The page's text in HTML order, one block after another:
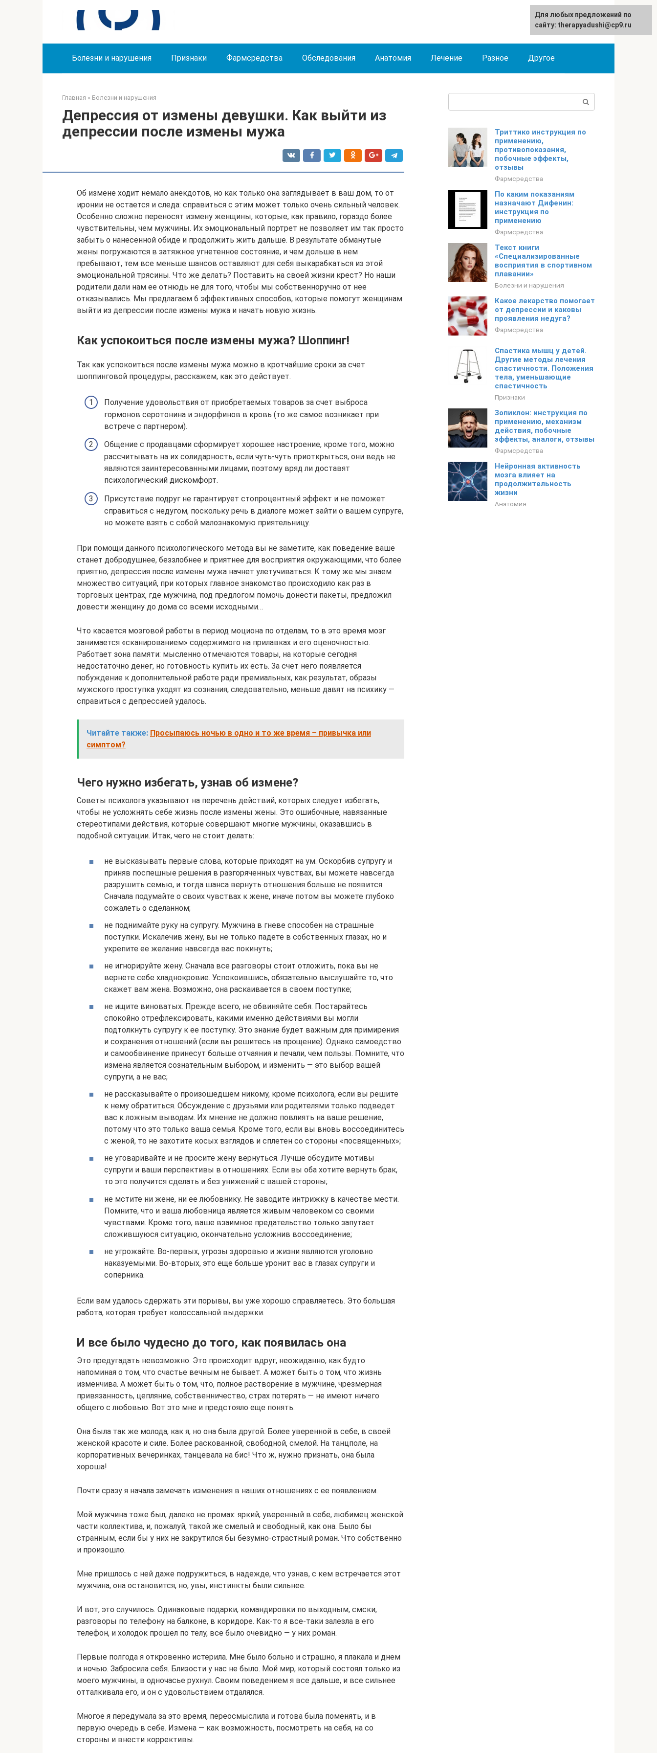
Болезни и нарушения Признаки Фармсредства Обследования Анатомия Лечение Разное Другое
Главная » Болезни и нарушения
Депрессия от измены девушки. Как выйти из
депрессии после измены мужа
Об измене ходит немало анекдотов, но как только она заглядывает в ваш дом, то от
иронии не остается и следа: справиться с этим может только очень сильный человек.
Особенно сложно переносят измену женщины, которые, как правило, гораздо более
чувствительны, чем мужчины. Их эмоциональный портрет не позволяет им так просто
забыть о нанесенной обиде и продолжить жить дальше. В результате обманутые
жены погружаются в затяжное угнетенное состояние, и чем дольше в нем
пребывают, тем все меньше шансов оставляют для себя выкарабкаться из этой
эмоциональной трясины. Что же делать? Поставить на своей жизни крест? Но наши
родители дали нам ее отнюдь не для того, чтобы мы собственноручно от нее
отказывались. Мы предлагаем 6 эффективных способов, которые помогут женщинам
выйти из депрессии после измены мужа и начать новую жизнь.
Как успокоиться после измены мужа? Шоппинг!
Так как успокоиться после измены мужа можно в кротчайшие сроки за счет
шоппинговой процедуры, расскажем, как это действует.
Получение удовольствия от приобретаемых товаров за счет выброса
гормонов серотонина и эндорфинов в кровь (то же самое возникает при
встрече с партнером).
Общение с продавцами сформирует хорошее настроение, кроме того, можно
рассчитывать на их солидарность, если чуть-чуть приоткрыться, они ведь не
являются заинтересованными лицами, поэтому вряд ли доставят
психологический дискомфорт.
Присутствие подруг не гарантирует стопроцентный эффект и не поможет
справиться с недугом, поскольку речь в диалоге может зайти о вашем супруге,
но можете взять с собой малознакомую приятельницу.
При помощи данного психологического метода вы не заметите, как поведение ваше
станет добродушнее, беззлобнее и приятнее для восприятия окружающими, что более
приятно, депрессия после измены мужа начнет улетучиваться. К тому же мы знаем
множество ситуаций, при которых главное знакомство происходило как раз в
торговых центрах, где мужчина, под предлогом помочь донести пакеты, предложил
довести женщину до дома со всеми исходными…
Что касается мозговой работы в период моциона по отделам, то в это время мозг
занимается «сканированием» содержимого на прилавках и его оценочностью.
Работает зона памяти: мысленно отмечаются товары, на которые сегодня
недостаточно денег, но готовность купить их есть. За счет него появляется
побуждение к дополнительной работе ради премиальных, как результат, образы
мужского проступка уходят из сознания, следовательно, меньше давят на психику —
справиться с депрессией удалось.
Читайте также: Просыпаюсь ночью в одно и то же время – привычка или
симптом?
Чего нужно избегать, узнав об измене?
Советы психолога указывают на перечень действий, которых следует избегать,
чтобы не усложнять себе жизнь после измены жены. Это ошибочные, навязанные
стереотипами действия, которые совершают многие мужчины, оказавшись в
подобной ситуации. Итак, чего не стоит делать:
не высказывать первые слова, которые приходят на ум. Оскорбив супругу и
приняв поспешные решения в разгоряченных чувствах, вы можете навсегда
разрушить семью, и тогда шанса вернуть отношения больше не появится.
Сначала подумайте о своих чувствах к жене, иначе потом вы можете глубоко
сожалеть о сделанном;
не поднимайте руку на супругу. Мужчина в гневе способен на страшные
поступки. Искалечив жену, вы не только падете в собственных глазах, но и
укрепите ее желание навсегда вас покинуть;
не игнорируйте жену. Сначала все разговоры стоит отложить, пока вы не
вернете себе хладнокровие. Успокоившись, обязательно выслушайте то, что
скажет вам жена. Возможно, она раскаивается в своем поступке;
не ищите виноватых. Прежде всего, не обвиняйте себя. Постарайтесь
спокойно отрефлексировать, какими именно действиями вы могли
подтолкнуть супругу к ее поступку. Это знание будет важным для примирения
и сохранения отношений (если вы решитесь на прощение). Однако самоедство
и самообвинение принесут больше отчаяния и печали, чем пользы. Помните, что
измена является сознательным выбором, и изменить — это выбор вашей
супруги, а не вас;
не рассказывайте о произошедшем никому, кроме психолога, если вы решите
к нему обратиться. Обсуждение с друзьями или родителями только подведет
вас к ложным выводам. Их мнение не должно повлиять на ваше решение,
потому что это только ваша семья. Кроме того, если вы вновь воссоединитесь
с женой, то не захотите косых взглядов и сплетен со стороны «посвященных»;
не уговаривайте и не просите жену вернуться. Лучше обсудите мотивы
супруги и ваши перспективы в отношениях. Если вы оба хотите вернуть брак,
то это получится сделать и без унижений с вашей стороны;
не мстите ни жене, ни ее любовнику. Не заводите интрижку в качестве мести.
Помните, что и ваша любовница является живым человеком со своими
чувствами. Кроме того, ваше взаимное предательство только запутает
сложившуюся ситуацию, окончательно усложнив воссоединение;
не угрожайте. Во-первых, угрозы здоровью и жизни являются уголовно
наказуемыми. Во-вторых, это еще больше уронит вас в глазах супруги и
соперника.
Если вам удалось сдержать эти порывы, вы уже хорошо справляетесь. Это большая
работа, которая требует колоссальной выдержки.
И все было чудесно до того, как появилась она
Это предугадать невозможно. Это происходит вдруг, неожиданно, как будто
напоминая о том, что счастье вечным не бывает. А может быть о том, что жизнь
изменчива. А может быть о том, что, полное растворение в мужчине, чрезмерная
привязанность, цепляние, собственничество, страх потерять — не имеют ничего
общего с любовью. Вот это мне и предстояло еще понять.
Она была так же молода, как я, но она была другой. Более уверенной в себе, в своей
женской красоте и силе. Более раскованной, свободной, смелой. На танцполе, на
корпоративных вечеринках, танцевала на бис! Что ж, нужно признать, она была
хороша!
Почти сразу я начала замечать изменения в наших отношениях с ее появлением.
Мой мужчина тоже был, далеко не промах: яркий, уверенный в себе, любимец женской
части коллектива, и, пожалуй, такой же смелый и свободный, как она. Было бы
странным, если бы у них не закрутился бы безумно-страстный роман. Что собственно
и произошло.
Мне пришлось с ней даже подружиться, в надежде, что узнав, с кем встречается этот
мужчина, она остановится, но, увы, инстинкты были сильнее.
И вот, это случилось. Одинаковые подарки, командировки по выходным, смски,
разговоры по телефону на балконе, в коридоре. Как-то я все-таки залезла в его
телефон, и холодок прошел по телу, все было очевидно — у них роман.
Первые полгода я откровенно истерила. Мне было больно и страшно, я плакала и днем
и ночью. Забросила себя. Близости у нас не было. Мой мир, который состоял только из
моего мужчины, в одночасье рухнул. Своим поведением я все дальше, и все сильнее
отталкивала его, и он с удовольствием отдалялся.
Многое я передумала за это время, переосмыслила и готова была поменять, и в
первую очередь в себе. Измена — как возможность, посмотреть на себя, на со
стороны и внести коррективы.
Триттико инструкция по
применению,
противопоказания,
побочные эффекты,
отзывы
Фармсредства
По каким показаниям
назначают Дифенин:
инструкция по
применению
Фармсредства
Текст книги
«Специализированные
восприятия в спортивном
плавании»
Болезни и нарушения
Какое лекарство помогает
от депрессии и каковы
проявления недуга?
Фармсредства
Спастика мышц у детей.
Другие методы лечения
спастичности. Положения
тела, уменьшающие
спастичность
Признаки
Зопиклон: инструкция по
применению, механизм
действия, побочные
эффекты, аналоги, отзывы
Фармсредства
Нейронная активность
мозга влияет на
продолжительность
жизни
Анатомия
Для любых предложений по
сайту: therapyadushi@cp9.ru